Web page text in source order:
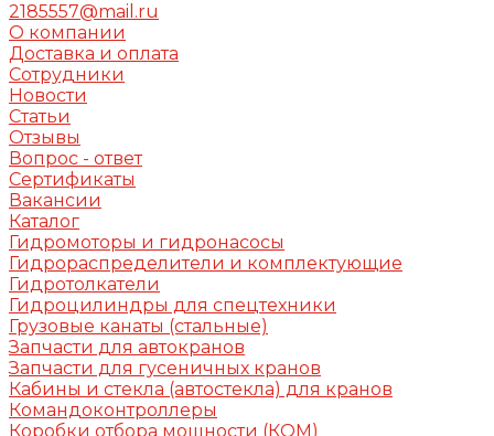
2185557@mail.ru
О компании
Доставка и оплата
Сотрудники
Новости
Статьи
Отзывы
Вопрос - ответ
Сертификаты
Вакансии
Каталог
Гидромоторы и гидронасосы
Гидрораспределители и комплектующие
Гидротолкатели
Гидроцилиндры для спецтехники
Грузовые канаты (стальные)
Запчасти для автокранов
Запчасти для гусеничных кранов
Кабины и стекла (автостекла) для кранов
Командоконтроллеры
Коробки отбора мощности (КОМ)